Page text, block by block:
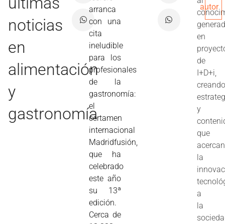
noticias
en
alimentación
y
gastronomía
arranca
con una
cita
ineludible
para los
profesionales
de la
gastronomía:
el
certamen
internacional
Madridfusión,
que ha
celebrado
este año
su 13ª
edición.
Cerca de
en
de
I+D+i,
y
que
acercan
la
a
la
autor